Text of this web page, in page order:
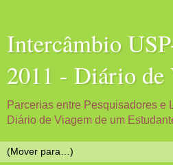
Intercâmbio
2011 - Diário de
Parcerias entre Pesquisadores e
Diário de Viagem de um